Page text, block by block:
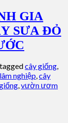
GIA
SƯA ĐỎ
cây giống,
nghiệp,cây
,vườn ươm